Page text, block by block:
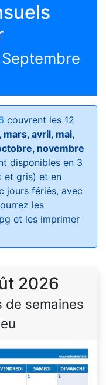
couvrent les 12
avril, mai,
novembre
disponibles en 3
et gris) et en
jours fériés, avec
les
et les imprimer
2026
de semaines